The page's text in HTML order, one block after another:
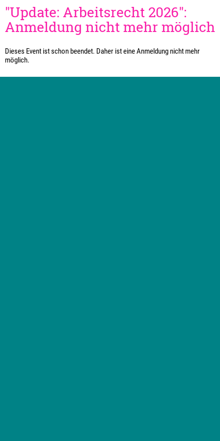
"Update: Arbeitsrecht 2026":
Anmeldung nicht mehr möglich
Dieses Event ist schon beendet. Daher ist eine Anmeldung nicht mehr
möglich.